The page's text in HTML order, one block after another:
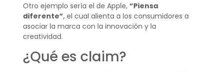
Otro ejemplo sería el de Apple, “Piensa
diferente”, el cual alienta a los consumidores a
asociar la marca con la innovación y la
creatividad.
¿Qué es claim?